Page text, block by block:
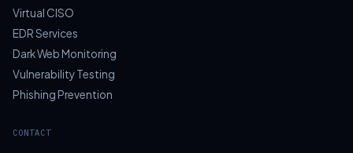
Virtual CISO
EDR Services
Dark Web Monitoring
Vulnerability Testing
Phishing Prevention
CONTACT